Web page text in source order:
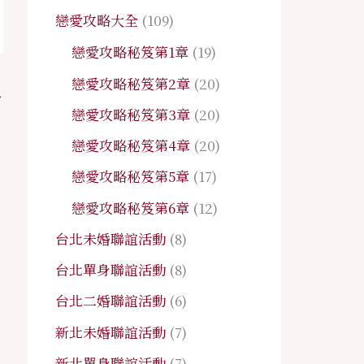
戀愛攻略大全 (109)
戀愛攻略秘笈第1章 (19)
戀愛攻略秘笈第2章 (20)
戀愛攻略秘笈第3章 (20)
戀愛攻略秘笈第4章 (20)
戀愛攻略秘笈第5章 (17)
戀愛攻略秘笈第6章 (12)
台北未婚聯誼活動 (8)
台北單身聯誼活動 (8)
台北二婚聯誼活動 (6)
新北未婚聯誼活動 (7)